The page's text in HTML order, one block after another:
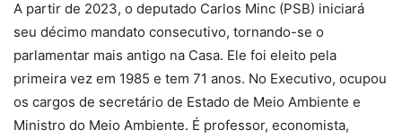
A partir de 2023, o deputado Carlos Minc (PSB) iniciará
seu décimo mandato consecutivo, tornando-se o
parlamentar mais antigo na Casa. Ele foi eleito pela
primeira vez em 1985 e tem 71 anos. No Executivo, ocupou
os cargos de secretário de Estado de Meio Ambiente e
Ministro do Meio Ambiente. É professor, economista,